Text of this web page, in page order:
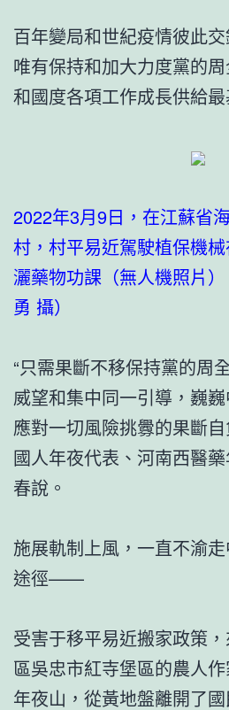
百年變局和世紀疫情彼此
唯有保持和加大力度黨的
和國度各項工作成長供給最
2022年3月9日，在江蘇省
村，村平易近駕駛植保機
灑藥物功課（無人機照片
勇 攝）
“只需果斷不移保持黨的周
威望和集中同一引導，巍
應對一切風險挑釁的果斷
國人年夜代表、河南西醫
春說。
施展軌制上風，一直不渝
途徑——
受害于移平易近搬家政策
區吳忠市紅寺堡區的農人
年夜山，從黃地盤離開了國